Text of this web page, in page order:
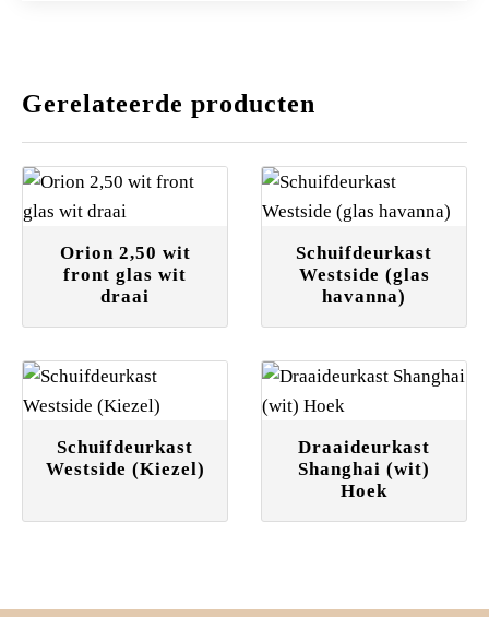
Gerelateerde producten
Orion 2,50 wit
front glas wit
draai
Schuifdeurkast
Westside (glas
havanna)
Schuifdeurkast
Westside (Kiezel)
Draaideurkast
Shanghai (wit)
Hoek